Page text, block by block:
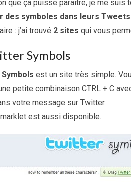
que ça puisse paraître, je me
des symboles dans leurs
: j’ai trouvé 2 sites qui vous
Symbols
est un site très simple.
petite combinaison CTRL + C
votre message sur Twitter.
est aussi disponible.